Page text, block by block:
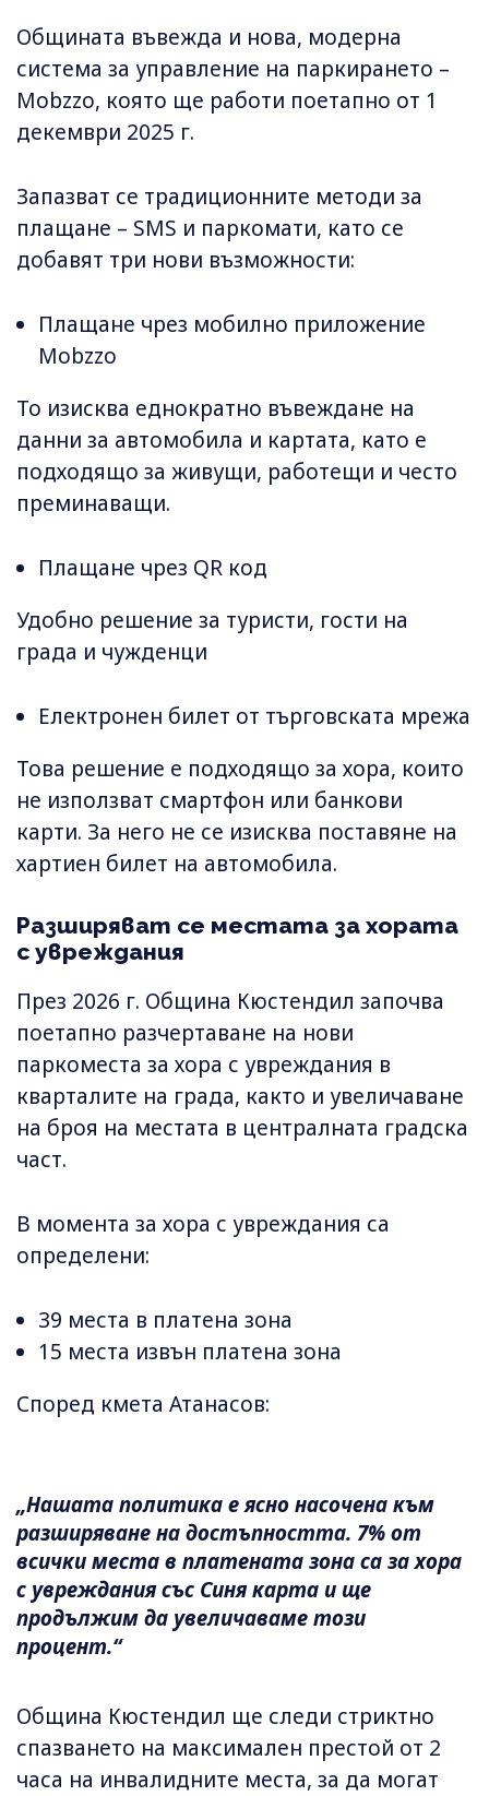
Общината въвежда и нова, модерна
система за управление на паркирането –
Mobzzo, която ще работи поетапно от 1
декември 2025 г.
Запазват се традиционните методи за
плащане – SMS и паркомати, като се
добавят три нови възможности:
Плащане чрез мобилно приложение
Mobzzo
То изисква еднократно въвеждане на
данни за автомобила и картата, като е
подходящо за живущи, работещи и често
преминаващи.
Плащане чрез QR код
Удобно решение за туристи, гости на
града и чужденци
Електронен билет от търговската мрежа
Това решение е подходящо за хора, които
не използват смартфон или банкови
карти. За него не се изисква поставяне на
хартиен билет на автомобила.
Разширяват се местата за хората
с увреждания
През 2026 г. Община Кюстендил започва
поетапно разчертаване на нови
паркоместа за хора с увреждания в
кварталите на града, както и увеличаване
на броя на местата в централната градска
част.
В момента за хора с увреждания са
определени:
39 места в платена зона
15 места извън платена зона
Според кмета Атанасов:
„Нашата политика е ясно насочена към
разширяване на достъпността. 7% от
всички места в платената зона са за хора
с увреждания със Синя карта и ще
продължим да увеличаваме този
процент.“
Община Кюстендил ще следи стриктно
спазването на максимален престой от 2
часа на инвалидните места, за да могат